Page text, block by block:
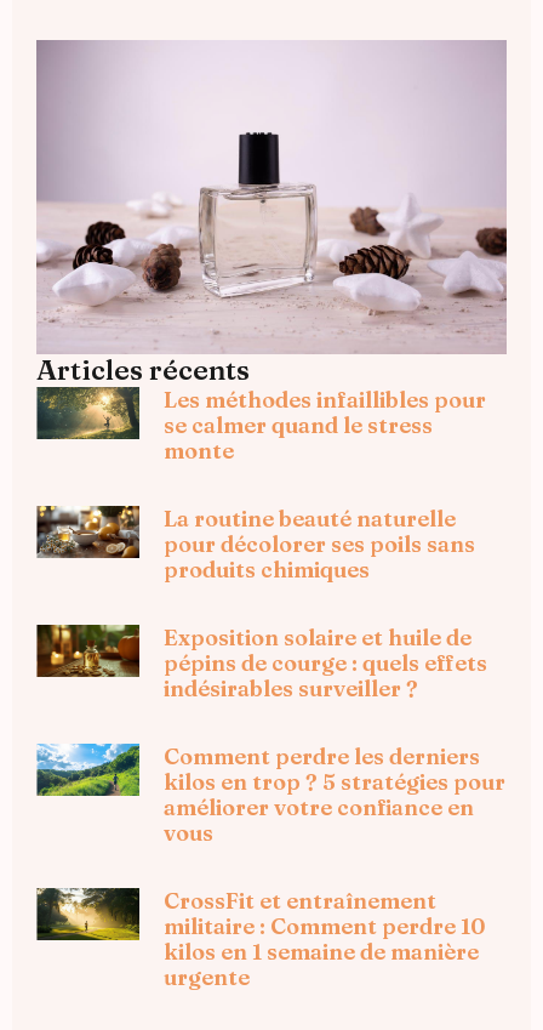
Articles récents
Les méthodes infaillibles pour
se calmer quand le stress
monte
La routine beauté naturelle
pour décolorer ses poils sans
produits chimiques
Exposition solaire et huile de
pépins de courge : quels effets
indésirables surveiller ?
Comment perdre les derniers
kilos en trop ? 5 stratégies pour
améliorer votre confiance en
vous
CrossFit et entraînement
militaire : Comment perdre 10
kilos en 1 semaine de manière
urgente